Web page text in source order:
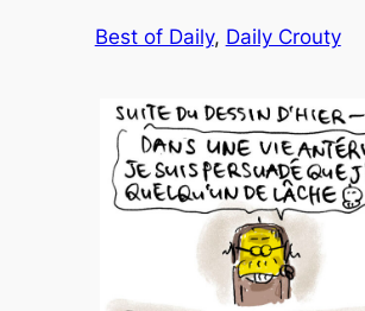
Best of Daily, Daily Crouty